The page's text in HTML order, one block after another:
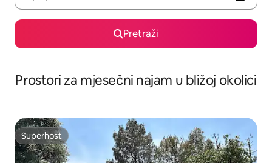
Pretraži
Prostori za mjesečni najam u bližoj okolici
Superhost
Superhost